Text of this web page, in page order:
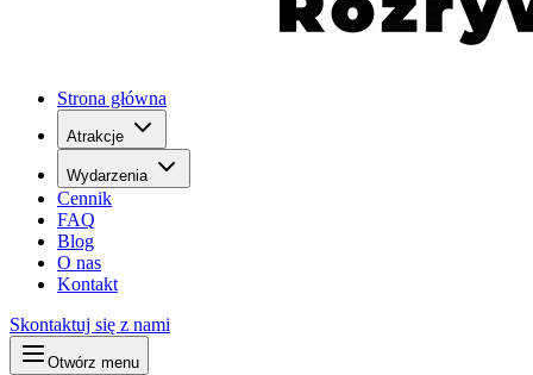
Strona główna
Atrakcje
Wydarzenia
Cennik
FAQ
Blog
O nas
Kontakt
Skontaktuj się z nami
Otwórz menu